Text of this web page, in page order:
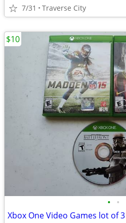
7/31 Traverse City
• •
Xbox One Video Games lot of 3
$10